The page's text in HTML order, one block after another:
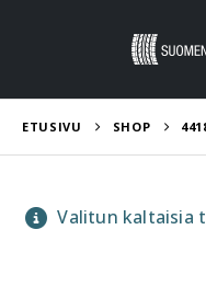
ETUSIVU SHOP
Valitun kaltaisia